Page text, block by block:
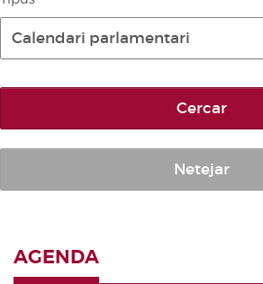
Diari de la Diputació Permanent
Informe BOC
Anuari de Dret Parlamentari
Calendari parlamentari
Cercar
Netejar
AGENDA